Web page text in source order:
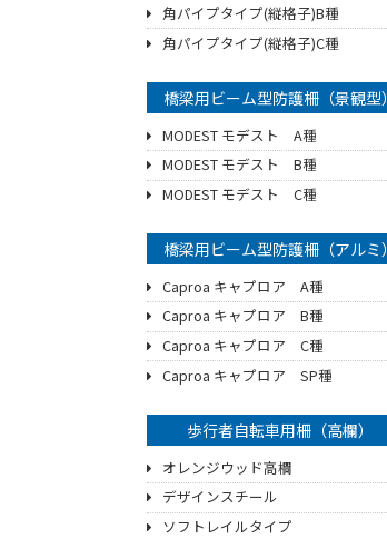
角パイプタイプ(縦格子)B種
角パイプタイプ(縦格子)C種
橋梁用ビーム型防護柵（景観型）
MODEST モデスト A種
MODEST モデスト B種
MODEST モデスト C種
橋梁用ビーム型防護柵（アルミ）
Caproa キャプロア A種
Caproa キャプロア B種
Caproa キャプロア C種
Caproa キャプロア SP種
歩行者自転車用柵（高欄）
オレンジウッド高欄
デザインスチール
ソフトレイルタイプ